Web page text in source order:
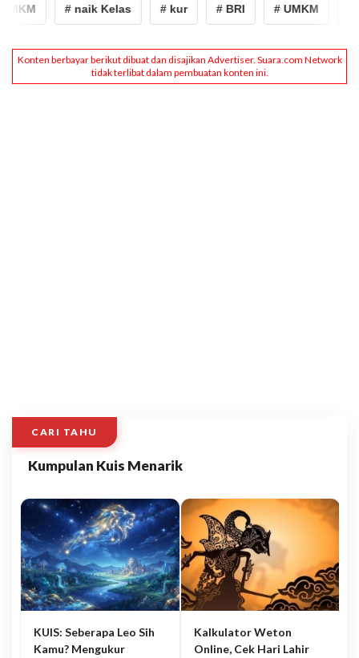
# naik Kelas # kur # BRI # UMKM
CARI TAHU
Kumpulan Kuis Menarik
KUIS: Seberapa Leo Sih
Kamu? Mengukur
Kalkulator Weton
Online, Cek Hari Lahir